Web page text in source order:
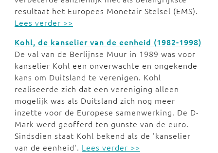
resultaat het Europees Monetair Stelsel (EMS).
Lees verder >>
Kohl, de kanselier van de eenheid (1982-1998)
De val van de Berlijnse Muur in 1989 was voor
kanselier Kohl een onverwachte en ongekende
kans om Duitsland te verenigen. Kohl
realiseerde zich dat een vereniging alleen
mogelijk was als Duitsland zich nog meer
inzette voor de Europese samenwerking. De D-
Mark werd geofferd ten gunste van de euro.
Sindsdien staat Kohl bekend als de 'kanselier
van de eenheid'. Lees verder >>